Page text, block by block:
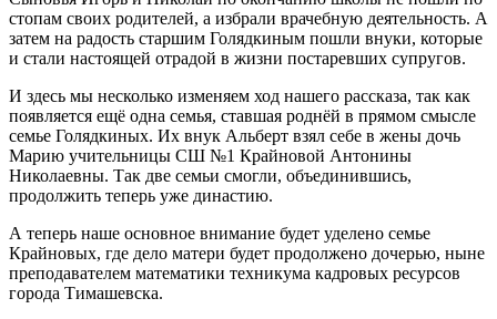
стопам своих родителей, а избрали врачебную деятельность. А
затем на радость старшим Голядкиным пошли внуки, которые
и стали настоящей отрадой в жизни постаревших супругов.
И здесь мы несколько изменяем ход нашего рассказа, так как
появляется ещё одна семья, ставшая роднёй в прямом смысле
семье Голядкиных. Их внук Альберт взял себе в жены дочь
Марию учительницы СШ №1 Крайновой Антонины
Николаевны. Так две семьи смогли, объединившись,
продолжить теперь уже династию.
А теперь наше основное внимание будет уделено семье
Крайновых, где дело матери будет продолжено дочерью, ныне
преподавателем математики техникума кадровых ресурсов
города Тимашевска.